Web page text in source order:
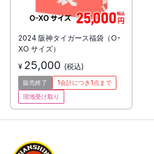
2024 阪神タイガース福袋（O-
XO サイズ）
¥ 25,000 (税込)
販売終了 1会計につき 1点まで
現地受け取り